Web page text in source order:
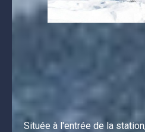
Située à l'entrée de la